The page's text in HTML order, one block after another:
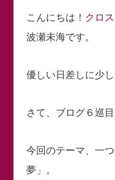
こんにちは！ クロ
波瀬未海です。
優しい日差しに少
さて、ブログ６巡目
今回のテーマ、一
夢」。